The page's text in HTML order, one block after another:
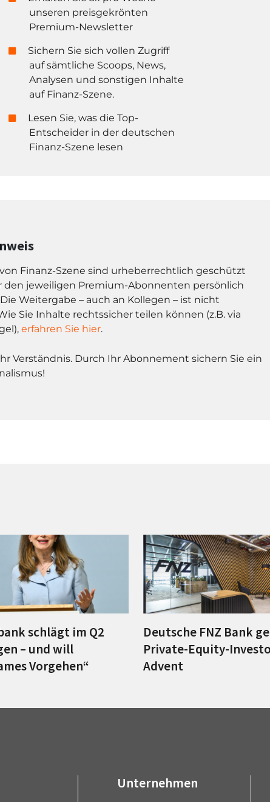
unseren preisgekrönten
Premium-Newsletter
Sichern Sie sich vollen Zugriff
auf sämtliche Scoops, News,
Analysen und sonstigen Inhalte
auf Finanz-Szene.
Lesen Sie, was die Top-
Entscheider in der deutschen
Finanz-Szene lesen
Finanz-Szene sind urheberrechtlich geschützt
den jeweiligen Premium-Abonnenten persönlich
Weitergabe – auch an Kollegen – ist nicht
Sie Inhalte rechtssicher teilen können (z.B. via
erfahren Sie hier.
Verständnis. Durch Ihr Abonnement sichern Sie ein
schlägt im Q2
– und will
Vorgehen“
Deutsche FNZ Bank
Private-Equity-
Advent
Unternehmen